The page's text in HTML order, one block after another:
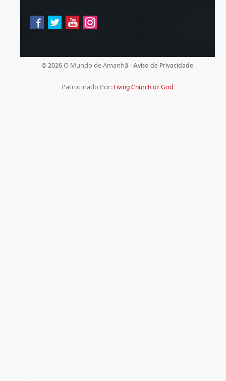
© 2026 O Mundo de Amanhã -Aviso de Privacidade
Patrocinado Por: Living Church of God